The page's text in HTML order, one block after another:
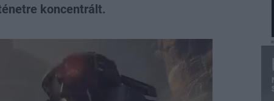
koncentrált.